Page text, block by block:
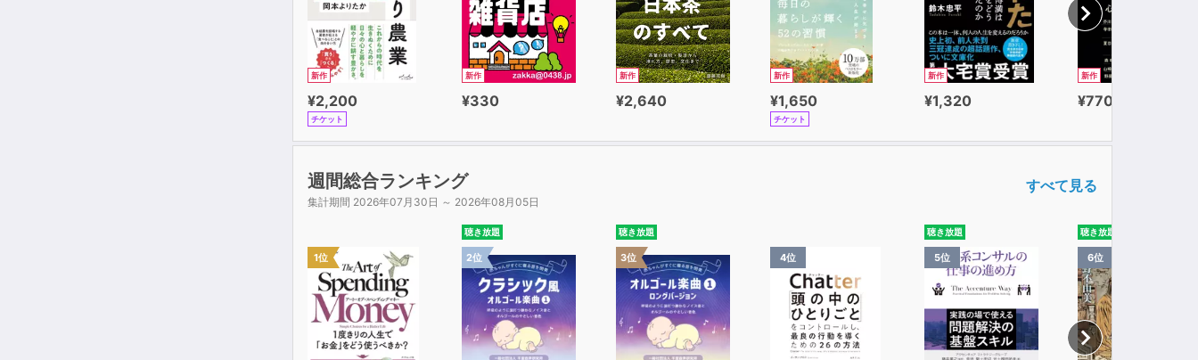
新作
¥2,200
チケット
新作
¥330
新作
¥2,640
新作
¥1,650
チケット
新作
¥1,320
新作
¥770
週間総合ランキング
集計期間 2026年07月30日 ～ 2026年08月05日
すべて見る
1位
聴き放題
2位
聴き放題
3位 4位
聴き放題
5位
聴き放題
6位